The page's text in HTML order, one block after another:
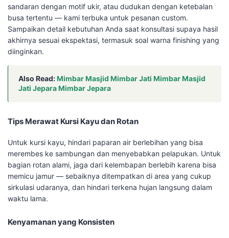
sandaran dengan motif ukir, atau dudukan dengan ketebalan
busa tertentu — kami terbuka untuk pesanan custom.
Sampaikan detail kebutuhan Anda saat konsultasi supaya hasil
akhirnya sesuai ekspektasi, termasuk soal warna finishing yang
diinginkan.
Also Read:Mimbar Masjid Mimbar Jati Mimbar Masjid
Jati Jepara Mimbar Jepara
Tips Merawat Kursi Kayu dan Rotan
Untuk kursi kayu, hindari paparan air berlebihan yang bisa
merembes ke sambungan dan menyebabkan pelapukan. Untuk
bagian rotan alami, jaga dari kelembapan berlebih karena bisa
memicu jamur — sebaiknya ditempatkan di area yang cukup
sirkulasi udaranya, dan hindari terkena hujan langsung dalam
waktu lama.
Kenyamanan yang Konsisten